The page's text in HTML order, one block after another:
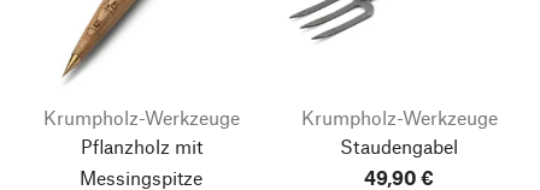
Krumpholz-Werkzeuge
Pflanzholz mit
Messingspitze
Krumpholz-Werkzeuge
Staudengabel
49,90 €